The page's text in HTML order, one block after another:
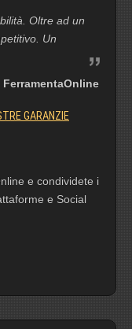
Oltre ad un
Un
FerramentaOnline
GARANZIE
e condividete i
e Social